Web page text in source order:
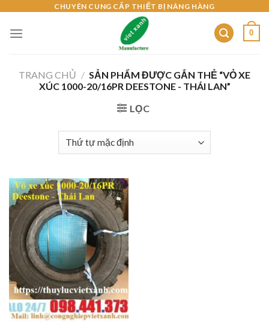
content
CHUYÊN CUNG CẤP THIẾT BỊ NÂNG HÀNG
0
TRANG CHỦ / SẢN PHẨM ĐƯỢC GẮN THẺ “VỎ XE
XÚC 1000-20/16PR DEESTONE - THÁI LAN”
LỌC